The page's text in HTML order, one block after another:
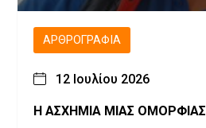
ΑΡΘΡΟΓΡΑΦΊΑ
12 Ιουλίου 2026
Η ΑΣΧΗΜΙΑ ΜΙΑΣ ΟΜΟΡΦΙΑΣ